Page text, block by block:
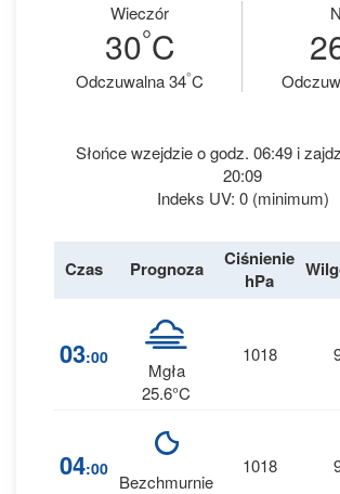
Wieczór
30°C
Odczuwalna 34°C
Słońce wzejdzie o godz. 06:49 i
20:09
Indeks UV: 0 (minimum)
Czas Prognoza
Ciśnienie
hPa
03:00
Mgła
25.6°C
1018
04:00
Bezchmurnie
1018